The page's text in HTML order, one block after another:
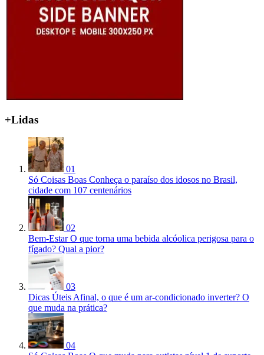
+Lidas
01
Só Coisas Boas Conheça o paraíso dos idosos no Brasil,
cidade com 107 centenários
02
Bem-Estar O que torna uma bebida alcóolica perigosa para o
fígado? Qual a pior?
03
Dicas ÚteisAfinal, o que é um ar-condicionado inverter? O
que muda na prática?
04